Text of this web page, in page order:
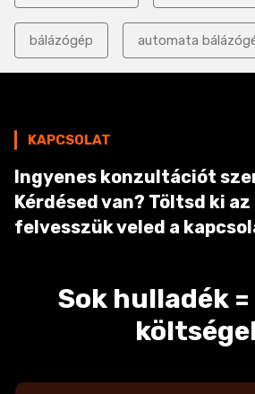
bálázógép automata
KAPCSOLAT
Ingyenes konzultációt
Kérdésed van? Töltsd ki
felvesszük veled a
Sok hulladék
N